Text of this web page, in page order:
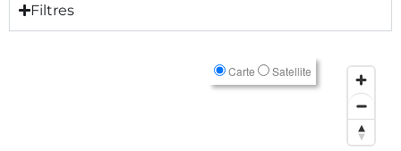
Filtres
Carte Satellite